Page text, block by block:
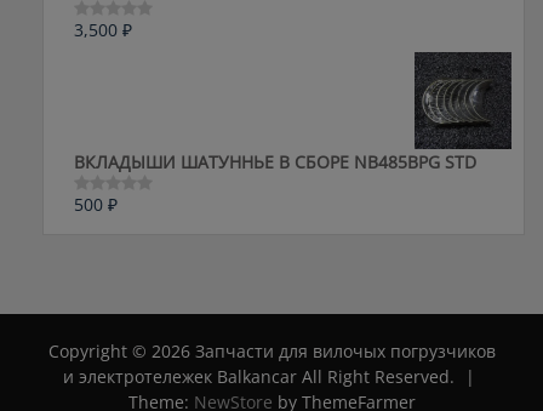
Оценка
3,500 ₽
ВКЛАДЫШИ ШАТУННЬЕ В СБОРЕ NB485BPG STD
Оценка
500 ₽
Copyright © 2026 Запчасти для вилочых погрузчиков
и электротележек Balkancar All Right Reserved.
|
Theme: NewStore by ThemeFarmer